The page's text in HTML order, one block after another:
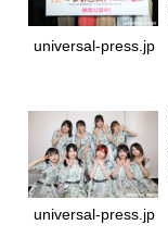
universal-press.jp
universal-press.jp